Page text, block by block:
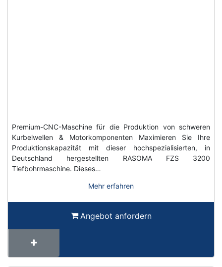
Premium-CNC-Maschine für die Produktion von schweren
Kurbelwellen & Motorkomponenten Maximieren Sie Ihre
Produktionskapazität mit dieser hochspezialisierten, in
Deutschland hergestellten RASOMA FZS 3200
Tiefbohrmaschine. Dieses…
Mehr erfahren
Angebot anfordern